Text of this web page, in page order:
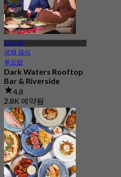
차른끄룽
국제 음식
루프탑
Dark Waters Rooftop
Bar & Riverside
4.8
2.8K 예약됨
에서฿ 647.5